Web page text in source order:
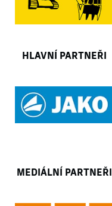
HLAVNÍ PARTNEŘI
MEDIÁLNÍ PARTNEŘI